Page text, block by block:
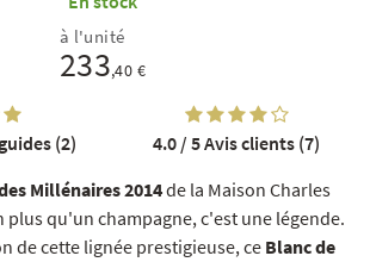
NOS MEILLEURES VENTES
Millénaires 2014de la Maison Charles
plus qu'un champagne, c'est une légende.
de cette lignée prestigieuse, ce Blanc de
à l'unité
233,40 €
(2) 4.0 / 5Avis clients (7)